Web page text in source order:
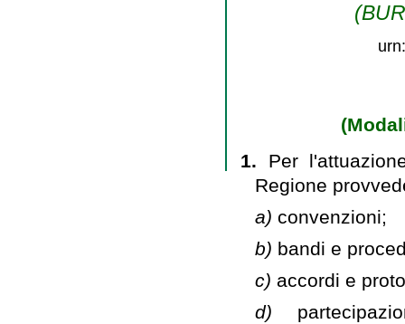
1. Per
Regione
a) convenzioni;
b) bandi e
c) accordi e
d)